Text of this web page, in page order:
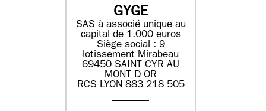
GYGE
SAS à associé unique au
capital de 1.000 euros
Siège social : 9
lotissement Mirabeau
69450 SAINT CYR AU
MONT D OR
RCS LYON 883 218 505